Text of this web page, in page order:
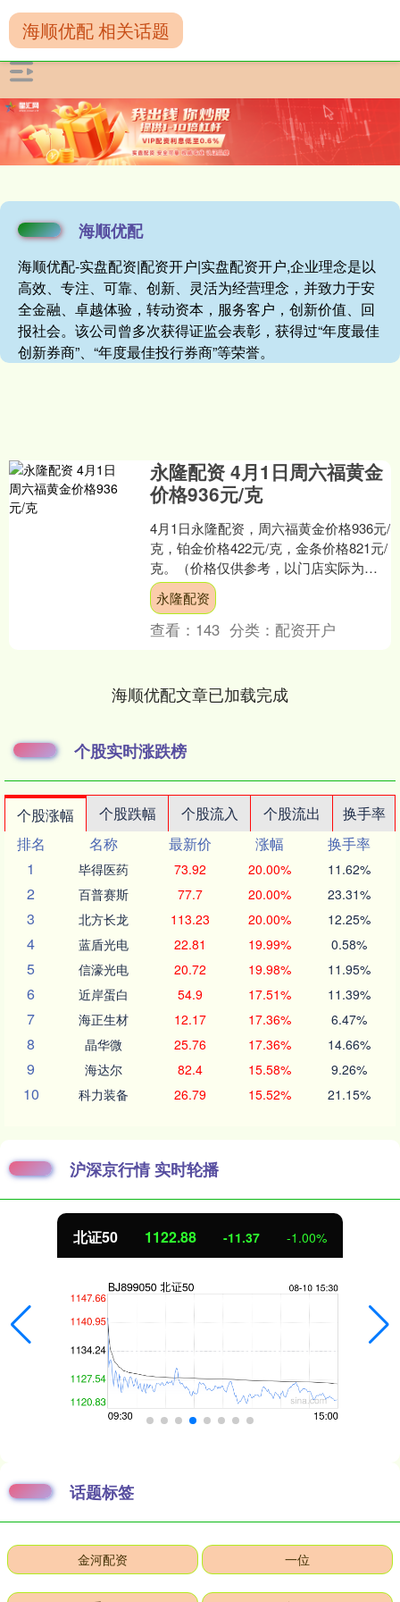
海顺优配
海顺优配-实盘配资|配资开户|实盘配资开户,企业理念是以
高效、专注、可靠、创新、灵活为经营理念，并致力于安
全金融、卓越体验，转动资本，服务客户，创新价值、回
报社会。该公司曾多次获得证监会表彰，获得过“年度最佳
创新券商”、“年度最佳投行券商”等荣誉。
海顺优配 相关话题
永隆配资 4月1日周六福黄金
价格936元/克
4月1日永隆配资，周六福黄金价格936元/
克，铂金价格422元/克，金条价格821元/
克。（价格仅供参考，以门店实际为
准）同日上海黄金交易所现货黄金
AU9999....
永隆配资
查看： 143 分类： 配资开户
海顺优配文章已加载完成
个股实时涨跌榜
个股涨幅 个股跌幅 个股流入 个股流出
换手率
排名
名称 最新价 涨幅
换手率
1
毕得医药 73.92 20.00% 11.62%
2 百普赛斯 77.7 20.00% 23.31%
3 北方长龙 113.23 20.00% 12.25%
4 蓝盾光电 22.81 19.99% 0.58%
5 信濠光电 20.72 19.98% 11.95%
6 近岸蛋白 54.9 17.51% 11.39%
7 海正生材 12.17 17.36% 6.47%
8 晶华微 25.76 17.36% 14.66%
9 海达尔 82.4 15.58% 9.26%
10 科力装备 26.79 15.52% 21.15%
沪深京行情 实时轮播
北证50 1122.88 -11.37 -1.00%
话题标签
金河配资 一位